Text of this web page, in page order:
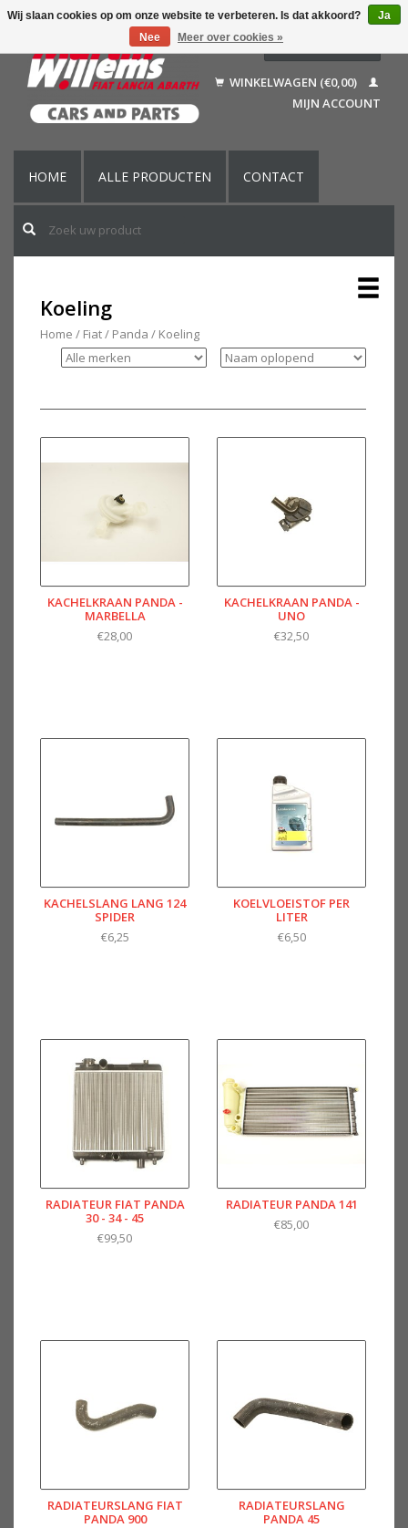
Français
English (US)
WINKELWAGEN (€0,00)
MIJN ACCOUNT
HOME ALLE PRODUCTEN CONTACT
Koeling
Home / Fiat/ Panda / Koeling
KACHELKRAAN PANDA -
MARBELLA
€28,00
KACHELKRAAN PANDA -
UNO
€32,50
KACHELSLANG LANG 124
SPIDER
€6,25
KOELVLOEISTOF PER
LITER
€6,50
RADIATEUR FIAT PANDA
30 - 34 - 45
€99,50
RADIATEUR PANDA 141
€85,00
RADIATEURSLANG FIAT
PANDA 900
RADIATEURSLANG
PANDA 45
Wij slaan cookies op om onze website te verbeteren. Is dat akkoord?
Ja
Nee
Meer over cookies »